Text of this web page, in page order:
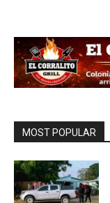
MOST POPULAR